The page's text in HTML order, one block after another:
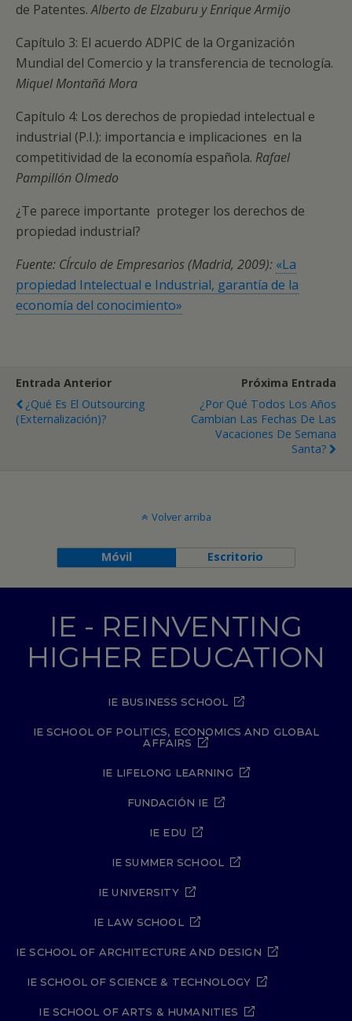
de Patentes.Alberto de Elzaburu y Enrique Armijo
Capítulo 3: El acuerdo ADPIC de la Organización
Mundial del Comercio y la transferencia de tecnología.
Miquel Montañá Mora
Capítulo 4: Los derechos de propiedad intelectual e
industrial (P.I.): importancia e implicaciones en la
competitividad de la economía española. Rafael
Pampillón Olmedo
¿Te parece importante proteger los derechos de
propiedad industrial?
Fuente: CÍrculo de Empresarios (Madrid, 2009): «La
propiedad Intelectual e Industrial, garantía de la
economía del conocimiento»
Entrada Anterior
¿Qué Es El Outsourcing
(externalización)?
Próxima Entrada
¿Por Qué Todos Los Años
Cambian Las Fechas De Las
Vacaciones De Semana
Santa?
Volver arriba
Móvil Escritorio
IE - REINVENTING
HIGHER EDUCATION
IE BUSINESS SCHOOL
IE SCHOOL OF POLITICS, ECONOMICS AND GLOBAL
AFFAIRS
IE LIFELONG LEARNING
FUNDACIÓN IE
IE EDU
IE SUMMER SCHOOL
IE UNIVERSITY
IE LAW SCHOOL
IE SCHOOL OF ARCHITECTURE AND DESIGN
IE SCHOOL OF SCIENCE & TECHNOLOGY
IE SCHOOL OF ARTS & HUMANITIES